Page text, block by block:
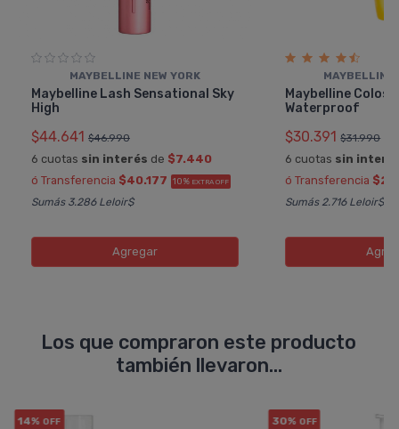
MAYBELLINE NEW YORK
Maybelline Lash Sensational Sky
High
$44.641 $46.990
6 cuotas sin interés de $7.440
ó Transferencia $40.177 10% EXTRA OFF
Sumás 3.286 Leloir$
Agregar
MAYBELLINE
Maybelline
Waterproof
$30.391 $31.990
6 cuotas sin
ó Transferencia
Sumás 2.716 Leloir$
Los que compraron este producto
también llevaron...
14% OFF 30% OFF